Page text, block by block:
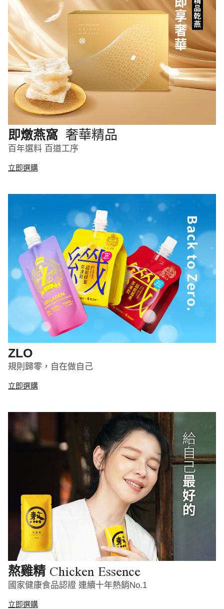
即燉燕窩 奢華精品
百年選料 百道工序
立即選購
ZLO
規則歸零，自在做自己
立即選購
熬雞精 Chicken Essence
國家健康食品認證 連續十年熱銷No.1
立即選購